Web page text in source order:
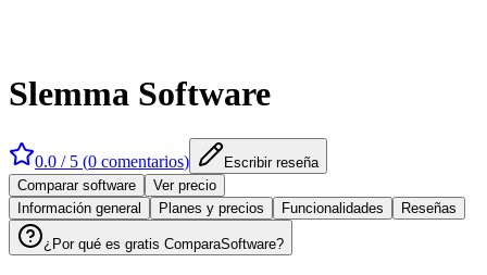
Slemma Software
0.0 / 5 (0 comentarios)
Escribir reseña
Comparar software
Ver precio
Información general
Planes y precios Funcionalidades Reseñas
¿Por qué es gratis ComparaSoftware?